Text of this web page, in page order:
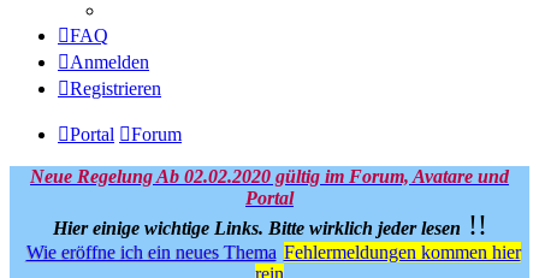
FAQ
Anmelden
Registrieren
Portal Forum
Neue Regelung Ab 02.02.2020 gültig im Forum, Avatare und
Portal
Hier einige wichtige Links. Bitte wirklich jeder lesen !!
Wie eröffne ich ein neues Thema Fehlermeldungen kommen hier
rein